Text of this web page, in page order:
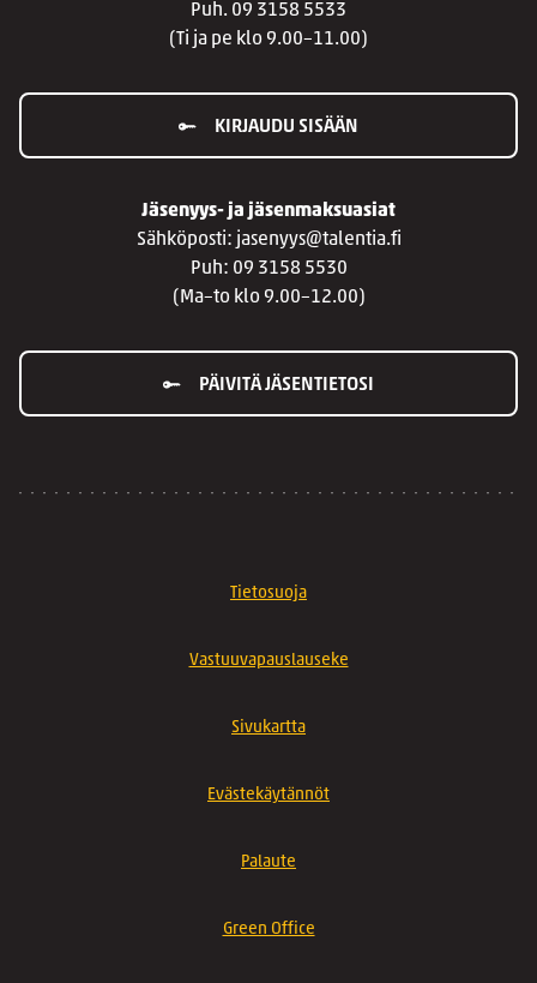
Puh. 09 3158 5533
(Ti ja pe klo 9.00–11.00)
KIRJAUDU SISÄÄN
Jäsenyys- ja jäsenmaksuasiat
Sähköposti: jasenyys@talentia.fi
Puh: 09 3158 5530
(Ma–to klo 9.00–12.00)
PÄIVITÄ JÄSENTIETOSI
Tietosuoja
Vastuuvapauslauseke
Sivukartta
Evästekäytännöt
Palaute
Green Office